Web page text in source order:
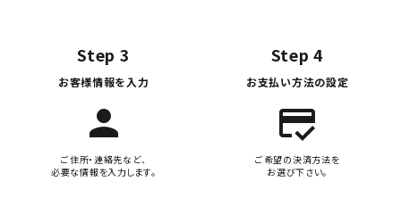
Step 3
お客様情報を入力
person
ご住所・連絡先など、
必要な情報を入力します。
Step 4
お支払い方法の設定
credit_score
ご希望の決済方法を
お選び下さい。